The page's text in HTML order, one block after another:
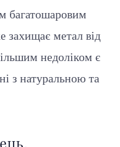
багатошаровим
захищає метал від
недоліком є
з натуральною та